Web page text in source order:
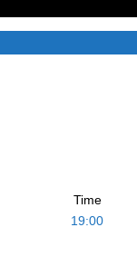
Time
19:00